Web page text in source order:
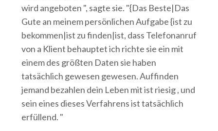
wird angeboten ", sagte sie. "{Das Beste|Das
Gute an meinem persönlichen Aufgabe {ist zu
bekommen|ist zu finden|ist, dass Telefonanruf
von a Klient behauptet ich richte sie ein mit
einem des größten Daten sie haben
tatsächlich gewesen gewesen. Auffinden
jemand bezahlen dein Leben mit ist riesig , und
sein eines dieses Verfahrens ist tatsächlich
erfüllend. "